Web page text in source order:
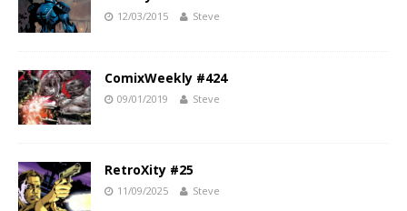
12/03/2015 Steve
ComixWeekly #424
09/01/2019 Steve
RetroXity #25
11/09/2025 Steve